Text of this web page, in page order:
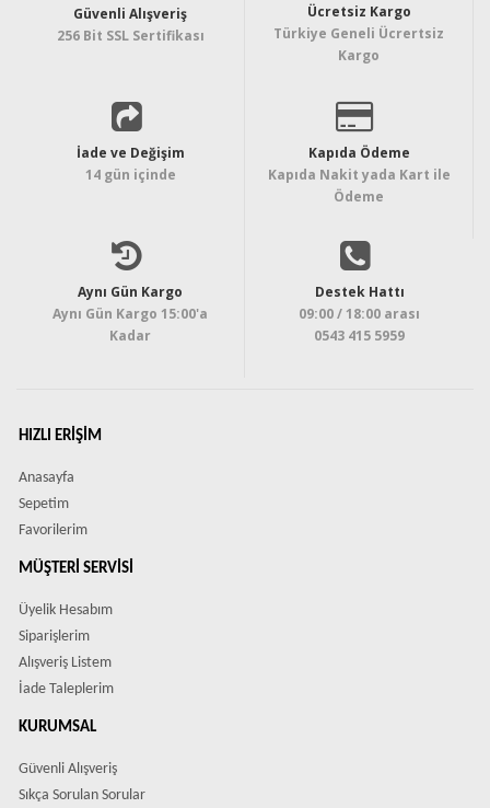
Güvenli Alışveriş
256 Bit SSL Sertifikası
Ücretsiz Kargo
Türkiye Geneli Ücrertsiz
Kargo
İade ve Değişim
14 gün içinde
Kapıda Ödeme
Kapıda Nakit yada Kart ile
Ödeme
Aynı Gün Kargo
Aynı Gün Kargo 15:00'a
Kadar
Destek Hattı
09:00 / 18:00 arası
0543 415 5959
HIZLI ERIŞIM
Anasayfa
Sepetim
Favorilerim
MÜŞTERI SERVISI
Üyelik Hesabım
Siparişlerim
Alışveriş Listem
İade Taleplerim
KURUMSAL
Güvenli Alışveriş
Sıkça Sorulan Sorular